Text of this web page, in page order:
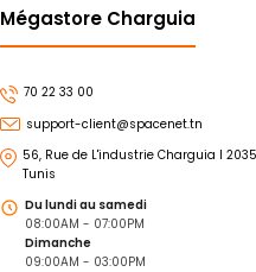
Mégastore Charguia
70 22 33 00
support-client@spacenet.tn
56, Rue de L'industrie Charguia I
Tunis
Du lundi au samedi
08:00AM - 07:00PM
Dimanche
09:00AM - 03:00PM